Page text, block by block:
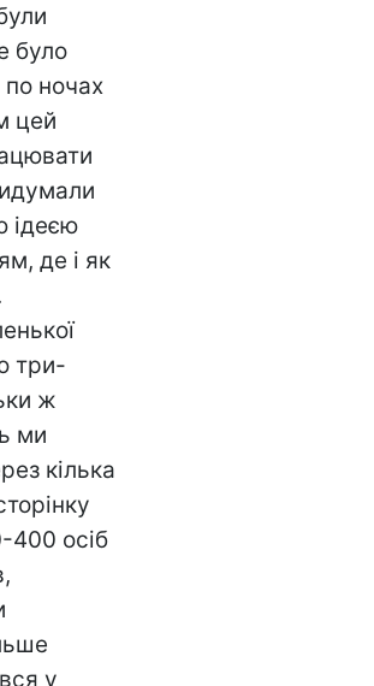
було
по ночах
цей
ідеєю
де і як
три-
ж
ми
кілька
400 осіб
у